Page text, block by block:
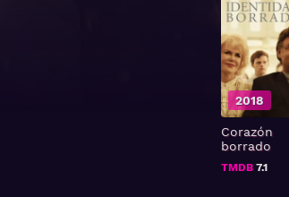
Corazón
borrado
TMDB 7.1
2018